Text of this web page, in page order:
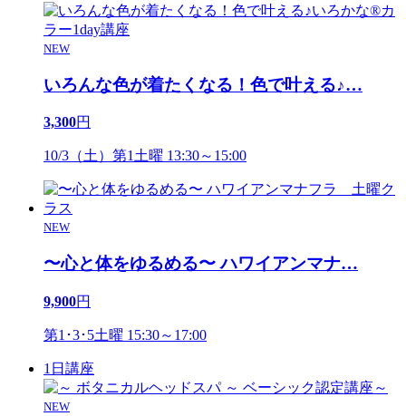
NEW
いろんな色が着たくなる！色で叶える♪…
3,300円
10/3（土）第1土曜 13:30～15:00
NEW
〜心と体をゆるめる〜 ハワイアンマナ…
9,900円
第1･3･5土曜 15:30～17:00
1日講座
NEW